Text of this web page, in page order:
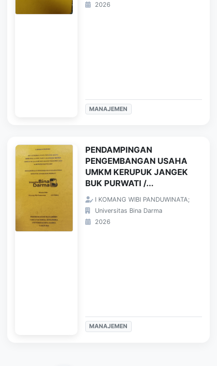
2026
MANAJEMEN
PENDAMPINGAN
PENGEMBANGAN USAHA
UMKM KERUPUK JANGEK
BUK PURWATI /...
I KOMANG WIBI PANDUWINATA;
Universitas Bina Darma
2026
MANAJEMEN